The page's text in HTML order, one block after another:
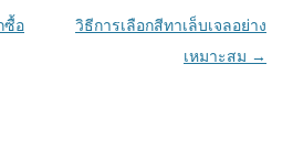
ซื้อ
วิธีการเลือกสีทาเล็บเจลอย่าง
เหมาะสม →